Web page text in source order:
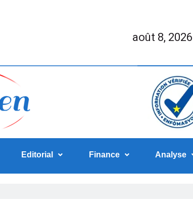
août 8, 2026
Editorial Finance Analyse